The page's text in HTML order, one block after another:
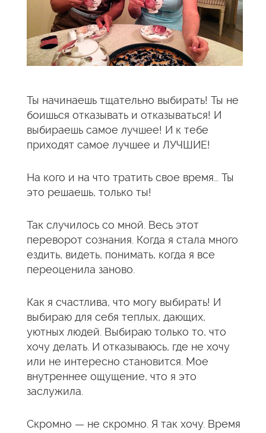
Ты начинаешь тщательно выбирать! Ты не
боишься отказывать и отказываться! И
выбираешь самое лучшее! И к тебе
приходят самое лучшее и ЛУЧШИЕ!
На кого и на что тратить свое время… Ты
это решаешь, только ты!
Так случилось со мной. Весь этот
переворот сознания. Когда я стала много
ездить, видеть, понимать, когда я все
переоценила заново.
Как я счастлива, что могу выбирать! И
выбираю для себя теплых, дающих,
уютных людей. Выбираю только то, что
хочу делать. И отказываюсь, где не хочу
или не интересно становится. Мое
внутреннее ощущение, что я это
заслужила.
Скромно — не скромно. Я так хочу. Время